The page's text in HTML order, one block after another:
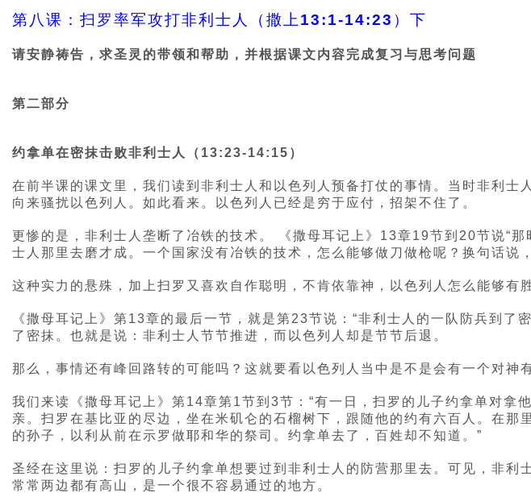
第八课：扫罗率军攻打非利士人（撒上13:1-14:23）下
请安静祷告，求圣灵的带领和帮助，并根据课文内容完成复习与思考问题
第二部分
约拿单在密抹击败非利士人（13:23-14:15）
在前半课的课文里，我们读到非利士人和以色列人预备打仗的事情。当时非利
向来骚扰以色列人。如此看来。以色列人已经是穷于应付，招架不住了。
更惨的是，非利士人垄断了冶铁的技术。 《撒母耳记上》13章19节到20节说“
士人那里去磨才成。一个国家没有冶铁的技术，怎么能够做刀做枪呢？换句话说
这种实力的悬殊，加上扫罗又喜欢自作聪明，不肯依靠神，以色列人怎么能够有
《撒母耳记上》第13章的最后一节，就是第23节说：“非利士人的一队防兵到
了密抹。也就是说：非利士人节节推进，而以色列人却是节节后退。
那么，事情还有峰回路转的可能吗？这就要看以色列人当中是不是会有一个对神
我们来读《撒母耳记上》第14章第1节到3节：“有一日，扫罗的儿子约拿单对拿
亲。扫罗在基比亚的尽边，坐在米矶仑的石榴树下，跟随他的约有六百人。在
的孙子，以利从前在示罗做耶和华的祭司。约拿单去了，百姓却不知道。”
圣经在这里说：扫罗的儿子约拿单想要过到非利士人的防营那里去。可见，非
常常两边都有高山，是一个很不容易通过的地方。